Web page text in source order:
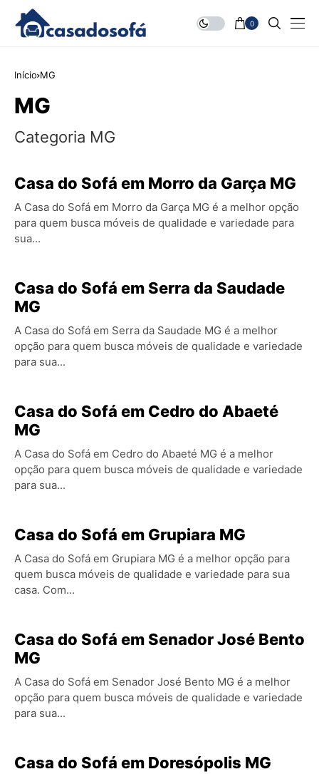
0
Início MG
MG
Categoria MG
Casa do Sofá em Morro da Garça MG
A Casa do Sofá em Morro da Garça MG é a melhor opção
para quem busca móveis de qualidade e variedade para
sua...
Casa do Sofá em Serra da Saudade
MG
A Casa do Sofá em Serra da Saudade MG é a melhor
opção para quem busca móveis de qualidade e variedade
para sua...
Casa do Sofá em Cedro do Abaeté
MG
A Casa do Sofá em Cedro do Abaeté MG é a melhor
opção para quem busca móveis de qualidade e variedade
para sua...
Casa do Sofá em Grupiara MG
A Casa do Sofá em Grupiara MG é a melhor opção para
quem busca móveis de qualidade e variedade para sua
casa. Com...
Casa do Sofá em Senador José Bento
MG
A Casa do Sofá em Senador José Bento MG é a melhor
opção para quem busca móveis de qualidade e variedade
para sua...
Casa do Sofá em Doresópolis MG